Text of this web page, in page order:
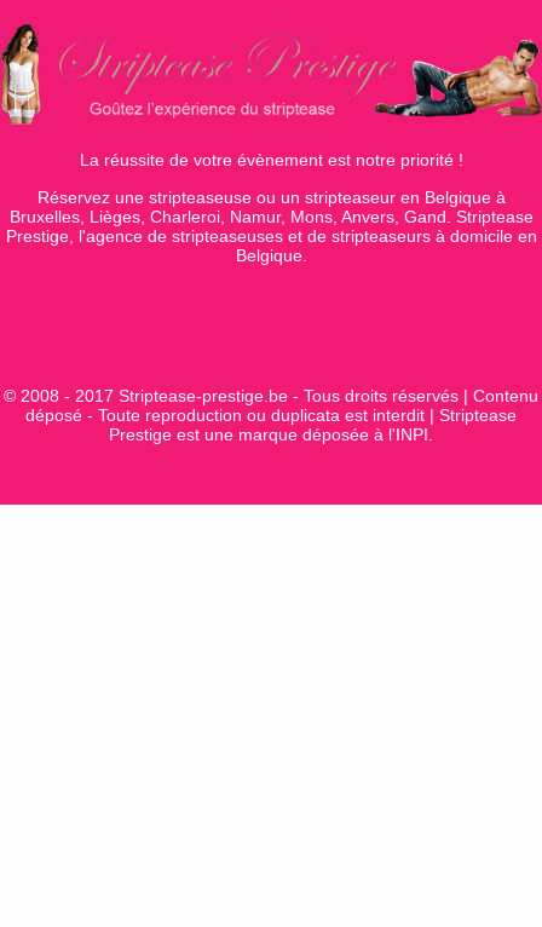
La réussite de votre évènement est notre priorité !
Réservez une stripteaseuse ou un stripteaseur en Belgique à
Bruxelles, Lièges, Charleroi, Namur, Mons, Anvers, Gand. Striptease
Prestige, l'agence de stripteaseuses et de stripteaseurs à domicile en
Belgique.
© 2008 - 2017 Striptease-prestige.be - Tous droits réservés | Contenu
déposé - Toute reproduction ou duplicata est interdit | Striptease
Prestige est une marque déposée à l'INPI.